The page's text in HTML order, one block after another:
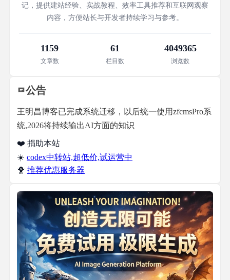
记，提供建站经验、实战教程、效率工具推荐和互联网观察
内容，方便站长与开发者持续学习与参考。
1159
文章数
61
栏目数
4049365
浏览数
公告
王明昌博客已完成系统迁移，以后统一使用zfcmsPro系
统,2026将持续输出AI方面的知识
❤️ 捐助本站
☀️ codex中转站,超低价,试运营中
🐥 推荐优惠服务器